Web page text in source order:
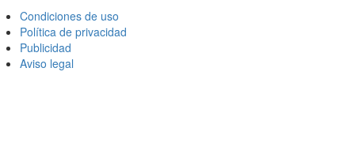
Condiciones de uso
Política de privacidad
Publicidad
Aviso legal